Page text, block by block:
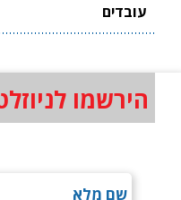
עובדים
הירשמו